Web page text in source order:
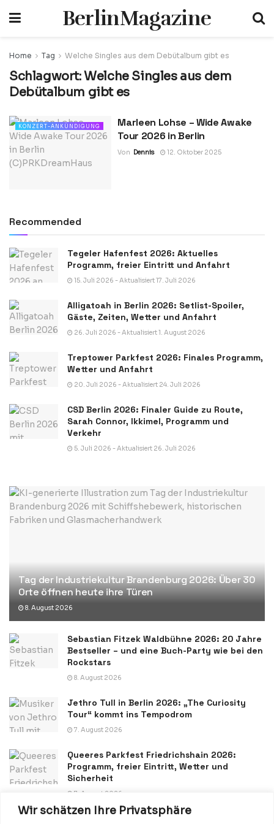
Wir schätzen Ihre Privatsphäre
BerlinMagazine
Home Tag Welche Singles aus dem Debütalbum gibt es
Schlagwort:Welche Singles aus dem
Debütalbum gibt es
KONZERT-ANKÜNDIGUNG
Marleen Lohse – Wide Awake
Tour 2026 in Berlin
Von Dennis 12. Oktober 2025
Recommended
Tegeler Hafenfest 2026: Aktuelles
Programm, freier Eintritt und Anfahrt
15. Juli 2026 - Aktualisiert 17. Juli 2026
Alligatoah in Berlin 2026: Setlist-Spoiler,
Gäste, Zeiten, Wetter und Anfahrt
26. Juli 2026 - Aktualisiert 1. August 2026
Treptower Parkfest 2026: Finales Programm,
Wetter und Anfahrt
20. Juli 2026 - Aktualisiert 24. Juli 2026
CSD Berlin 2026: Finaler Guide zu Route,
Sarah Connor, Ikkimel, Programm und
Verkehr
5. Juli 2026 - Aktualisiert 26. Juli 2026
Tag der Industriekultur Brandenburg 2026: Über 30
Orte öffnen heute ihre Türen
8. August 2026
Sebastian Fitzek Waldbühne 2026: 20 Jahre
Bestseller – und eine Buch-Party wie bei den
Rockstars
8. August 2026
Jethro Tull in Berlin 2026: „The Curiosity
Tour“ kommt ins Tempodrom
7. August 2026
Queeres Parkfest Friedrichshain 2026:
Programm, freier Eintritt, Wetter und
Sicherheit
7. August 2026